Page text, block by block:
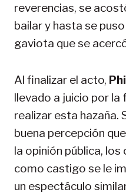
reverencias, se
bailar y hasta se
gaviota que se
Al finalizar el acto,
llevado a juicio por
realizar esta hazaña.
buena percepción
la opinión pública,
como castigo se le
un espectáculo